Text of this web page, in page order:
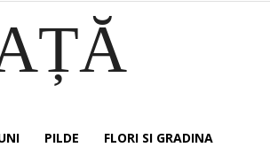
PILDE FLORI SI GRADINA